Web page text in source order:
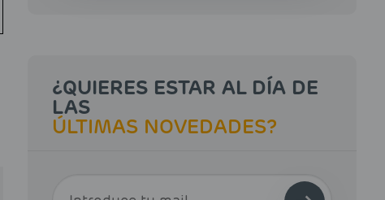
¿QUIERES ESTAR AL DÍA DE
LAS
ÚLTIMAS NOVEDADES?